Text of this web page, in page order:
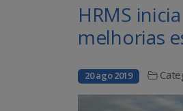
HRMS
melhorias
20 ago 2019